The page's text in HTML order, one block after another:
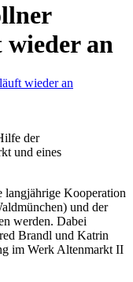
an
der
und eines
langjährige Kooperation
und der
werden. Dabei
Brandl und Katrin
im Werk Altenmarkt II